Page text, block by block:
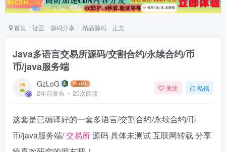
首页 社区 源码分享 精品源码 正文
Java多语言交易所源码/交割合约/永续合约/币
币/java服务端
GzLoG
2年前发布 20次阅读
关注 私信
这套是已编译好的一套多语言/交割合约/永续合约/币
币/java服务端/交易所源码 具体未测试 互联网转载 分享